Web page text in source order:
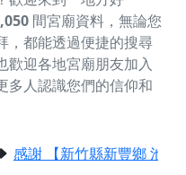
間宮廟資料，無論您
，都能透過便捷的搜尋
歡迎各地宮廟朋友加入
多人認識您們的信仰和
感謝 【新竹縣新豐鄉 池和